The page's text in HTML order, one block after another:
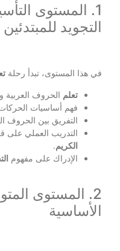
1. المستوى
التجويد للمبتدئين
في هذا المستوى، تبدأ رحلة
تعلم الحروف العربية
فهم أساسيات
التفريق بين الحروف
التدريب العملي
الكريم.
الإدراك على مفهوم
2. المستوى
الأساسية